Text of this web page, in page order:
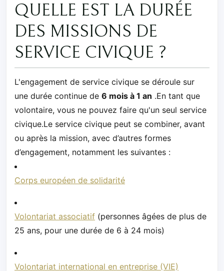
QUELLE EST LA DURÉE
DES MISSIONS DE
SERVICE CIVIQUE ?
L'engagement de service civique se déroule sur
une durée continue de 6 mois à 1 an .En tant que
volontaire, vous ne pouvez faire qu'un seul service
civique.Le service civique peut se combiner, avant
ou après la mission, avec d’autres formes
d’engagement, notamment les suivantes :
Corps européen de solidarité
Volontariat associatif (personnes âgées de plus de
25 ans, pour une durée de 6 à 24 mois)
Volontariat international en entreprise (VIE)